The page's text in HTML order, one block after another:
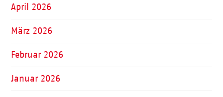
April 2026
März 2026
Februar 2026
Januar 2026